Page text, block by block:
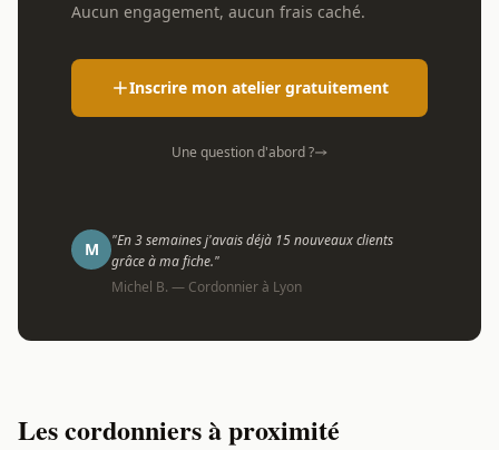
Aucun engagement, aucun frais caché.
Inscrire mon atelier gratuitement
Une question d'abord ?
M
"En 3 semaines j'avais déjà 15 nouveaux clients
grâce à ma fiche."
Michel B. — Cordonnier à Lyon
Les cordonniers à proximité